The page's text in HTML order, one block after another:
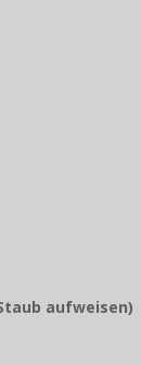
aufweisen)